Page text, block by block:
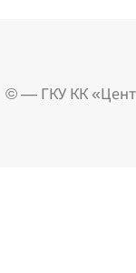
© — ГКУ КК